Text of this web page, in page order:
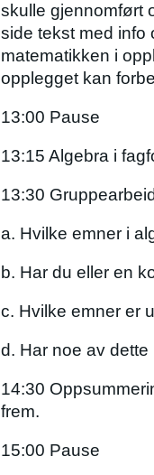
skulle gjennomført
side tekst med info
matematikken i
opplegget kan
13:00 Pause
13:15 Algebra i
13:30
a. Hvilke emner i
b. Har du eller en
c. Hvilke emner er
d. Har noe av
14:30
frem.
15:00 Pause